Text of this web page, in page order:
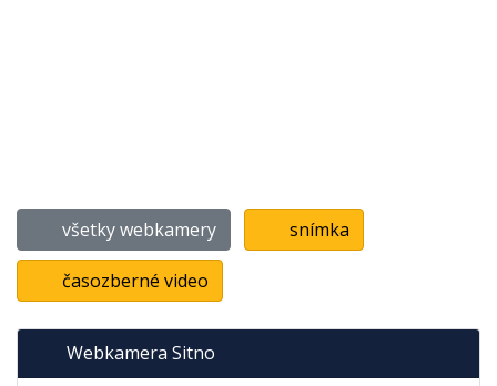
všetky webkamery snímka
časozberné video
Webkamera Sitno